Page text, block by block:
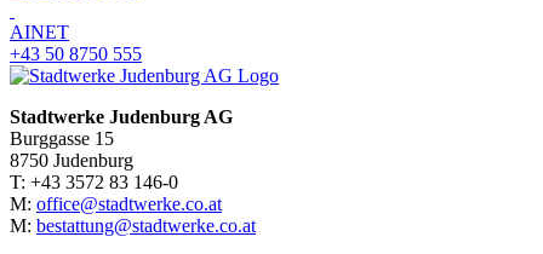
AINET
+43 50 8750 555
Stadtwerke Judenburg AG
Burggasse 15
8750 Judenburg
T: +43 3572 83 146-0
M: office@stadtwerke.co.at
M: bestattung@stadtwerke.co.at